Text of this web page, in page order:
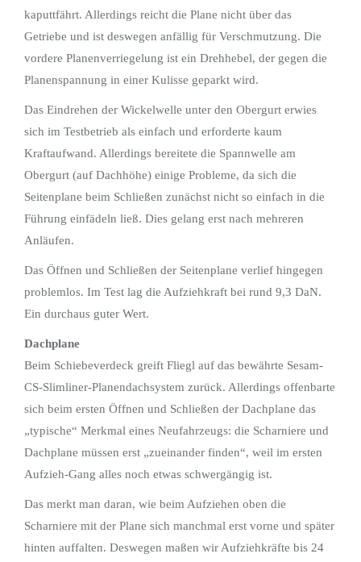
kaputtfährt. Allerdings reicht die Plane nicht über das
Getriebe und ist deswegen anfällig für Verschmutzung. Die
vordere Planenverriegelung ist ein Drehhebel, der gegen die
Planenspannung in einer Kulisse geparkt wird.
Das Eindrehen der Wickelwelle unter den Obergurt erwies
sich im Testbetrieb als einfach und erforderte kaum
Kraftaufwand. Allerdings bereitete die Spannwelle am
Obergurt (auf Dachhöhe) einige Probleme, da sich die
Seitenplane beim Schließen zunächst nicht so einfach in die
Führung einfädeln ließ. Dies gelang erst nach mehreren
Anläufen.
Das Öffnen und Schließen der Seitenplane verlief hingegen
problemlos. Im Test lag die Aufziehkraft bei rund 9,3 DaN.
Ein durchaus guter Wert.
Dachplane
Beim Schiebeverdeck greift Fliegl auf das bewährte Sesam-
CS-Slimliner-Planendachsystem zurück. Allerdings offenbarte
sich beim ersten Öffnen und Schließen der Dachplane das
„typische“ Merkmal eines Neufahrzeugs: die Scharniere und
Dachplane müssen erst „zueinander finden“, weil im ersten
Aufzieh-Gang alles noch etwas schwergängig ist.
Das merkt man daran, wie beim Aufziehen oben die
Scharniere mit der Plane sich manchmal erst vorne und später
hinten auffalten. Deswegen maßen wir Aufziehkräfte bis 24